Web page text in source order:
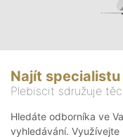
Najít specialistu
Plebiscit sdružuje
Hledáte odborníka ve
vyhledávání.